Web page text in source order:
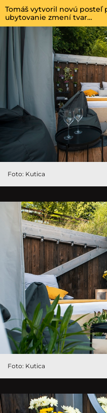
Tomáš vytvoril novú posteľ
ubytovanie zmení tvar…
Foto: Kutica
Foto: Kutica